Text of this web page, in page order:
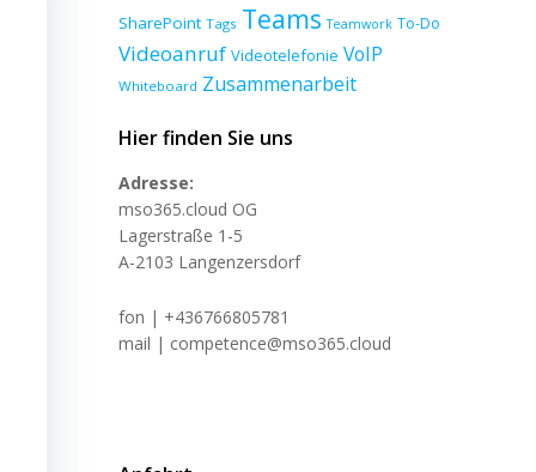
SharePoint Tags Teams Teamwork To-Do
Videoanruf Videotelefonie VoIP
Whiteboard Zusammenarbeit
Hier finden Sie uns
Adresse:
mso365.cloud OG
Lagerstraße 1-5
A-2103 Langenzersdorf
fon | +436766805781
mail | competence@mso365.cloud